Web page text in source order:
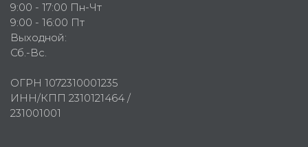
9:00 - 17:00 Пн-Чт
9:00 - 16:00 Пт
Выходной:
Сб.-Вс.
ОГРН 1072310001235
ИНН/КПП 2310121464 /
231001001